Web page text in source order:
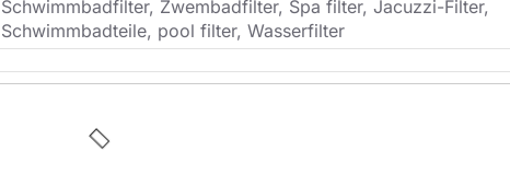
Schwimmbadfilter, Zwembadfilter, Spa filter, Jacuzzi-Filter,
Schwimmbadteile, pool filter, Wasserfilter